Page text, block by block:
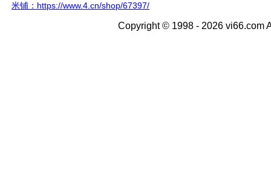
米铺：https://www.4.cn/shop/67397/
Copyright © 1998 - 2026 vi66.com